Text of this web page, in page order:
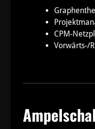
CPM-
Vorwärts-/